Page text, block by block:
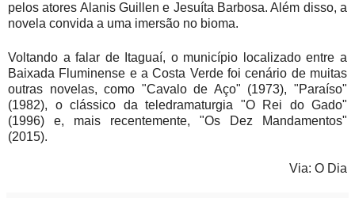
pelos atores Alanis Guillen e Jesuíta Barbosa. Além disso, a
novela convida a uma imersão no bioma.
Voltando a falar de Itaguaí, o município localizado entre a
Baixada Fluminense e a Costa Verde foi cenário de muitas
outras novelas, como "Cavalo de Aço" (1973), "Paraíso"
(1982), o clássico da teledramaturgia "O Rei do Gado"
(1996) e, mais recentemente, "Os Dez Mandamentos"
(2015).
Via: O Dia